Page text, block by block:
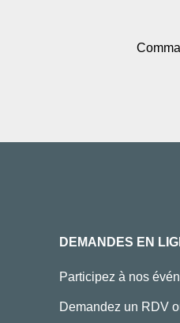
DEMANDES EN
Participez à nos
Demandez un RDV